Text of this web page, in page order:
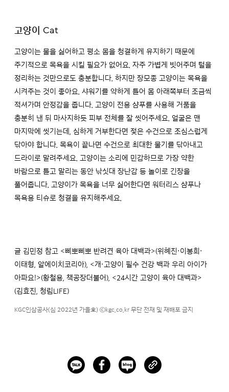
고양이 Cat
고양이는 물을 싫어하고 평소 몸을 청결하게 유지하기 때문에
주기적으로 목욕을 시킬 필요가 없어요. 자주 가볍게 빗어주며 털을
정리하는 것만으로도 충분합니다. 하지만 장모종 고양이는 목욕을
시켜주는 것이 좋아요. 샤워기를 약하게 틀어 몸 아래쪽부터 조금씩
적셔가며 안정감을 줍니다. 고양이 전용 샴푸를 사용해 거품을
충분히 낸 뒤 마사지하듯 피부 전체를 잘 씻어주세요. 얼굴은 맨
마지막에 씻기는데, 심하게 거부한다면 젖은 수건으로 조심스럽게
닦아야 합니다. 목욕이 끝나면 수건으로 최대한 물기를 닦아내고
드라이로 말려주세요. 고양이는 소리에 민감하므로 가장 약한
바람으로 틀고 말리는 동안 낚싯대 장난감 등 놀이로 긴장을
풀어줍니다. 고양이가 목욕을 너무 싫어한다면 워터리스 샴푸나
목욕용 티슈로 청결을 유지해주세요.
글 김민정 참고 <삐뽀삐뽀 반려견 육아 대백과>(위혜진·이봉희·
이태형, 알에이치코리아), <개·고양이 필수 건강 백과 우리 아이가
아파요!>(황철용, 책공장더불어), <24시간 고양이 육아 대백과>
(김효진, 청림LIFE)
KGC인삼공사(심 2022년 가을호) ⓒkgc.co.kr 무단 전재 및 재배포 금지